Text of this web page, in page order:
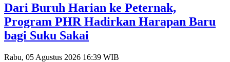
Dari Buruh Harian ke Peternak,
Program PHR Hadirkan Harapan Baru
bagi Suku Sakai
Rabu, 05 Agustus 2026 16:39 WIB